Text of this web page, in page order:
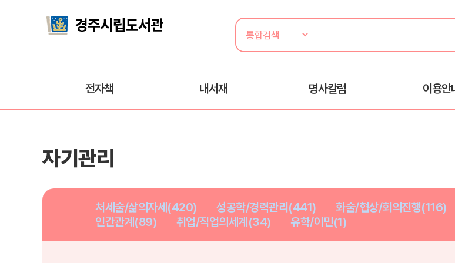
전자책 내서재 명사칼럼 이용안
자기관리
처세술/삶의자세(420) 성공학/경력관리(441) 화술/협상/회의진행(116)
인간관계(89)
취업/직업의세계(34) 유학/이민(1)